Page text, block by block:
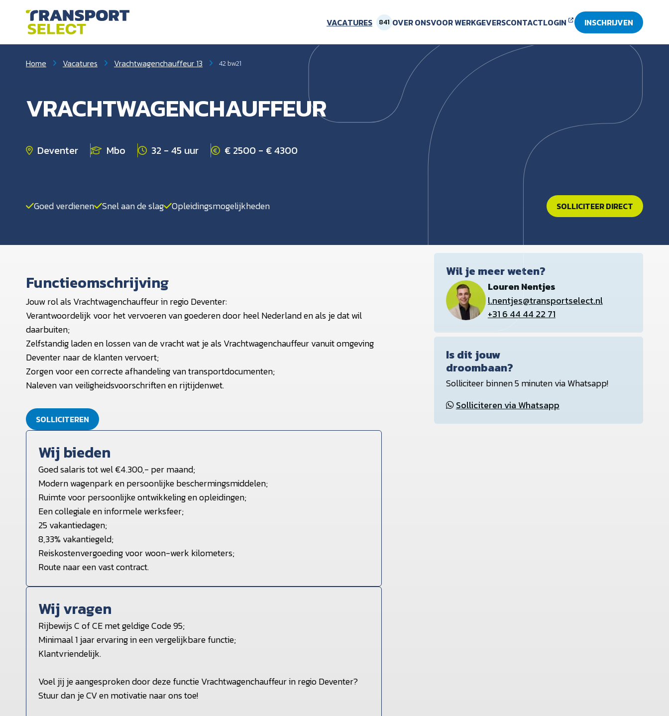
VACATURES 841 OVER ONSVOOR WERKGEVERSCONTACTLOGIN INSCHRIJVEN
Home Vacatures Vrachtwagenchauffeur 13 42 bw21
VRACHTWAGENCHAUFFEUR
Deventer Mbo 32 - 45 uur € 2500 - € 4300
Goed verdienen Snel aan de slag Opleidingsmogelijkheden SOLLICITEER DIRECT
Functieomschrijving
Jouw rol als Vrachtwagenchauffeur in regio Deventer:
Verantwoordelijk voor het vervoeren van goederen door heel Nederland en als je dat wil
daarbuiten;
Zelfstandig laden en lossen van de vracht wat je als Vrachtwagenchauffeur vanuit omgeving
Deventer naar de klanten vervoert;
Zorgen voor een correcte afhandeling van transportdocumenten;
Naleven van veiligheidsvoorschriften en rijtijdenwet.
SOLLICITEREN
Wij bieden
Goed salaris tot wel €4.300,- per maand;
Modern wagenpark en persoonlijke beschermingsmiddelen;
Ruimte voor persoonlijke ontwikkeling en opleidingen;
Een collegiale en informele werksfeer;
25 vakantiedagen;
8,33% vakantiegeld;
Reiskostenvergoeding voor woon-werk kilometers;
Route naar een vast contract.
Wij vragen
Rijbewijs C of CE met geldige Code 95;
Minimaal 1 jaar ervaring in een vergelijkbare functie;
Klantvriendelijk.
Voel jij je aangesproken door deze functie Vrachtwagenchauffeur in regio Deventer?
Stuur dan je CV en motivatie naar ons toe!
Wil je meer weten?
Louren Nentjes
l.nentjes@transportselect.nl
+31 6 44 44 22 71
Is dit jouw
droombaan?
Solliciteer binnen 5 minuten via Whatsapp!
Solliciteren via Whatsapp